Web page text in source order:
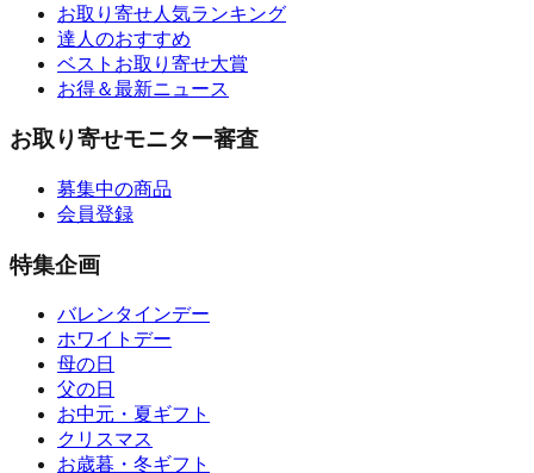
お取り寄せ人気ランキング
達人のおすすめ
ベストお取り寄せ大賞
お得＆最新ニュース
お取り寄せモニター審査
募集中の商品
会員登録
特集企画
バレンタインデー
ホワイトデー
母の日
父の日
お中元・夏ギフト
クリスマス
お歳暮・冬ギフト